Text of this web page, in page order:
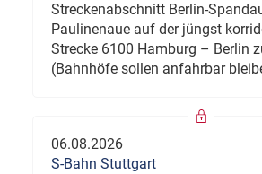
Streckenabschnitt Berlin-
Paulinenaue auf der jüngst
Strecke 6100 Hamburg – Berlin
(Bahnhöfe sollen anfahrbar
06.08.2026
S-Bahn Stuttgart